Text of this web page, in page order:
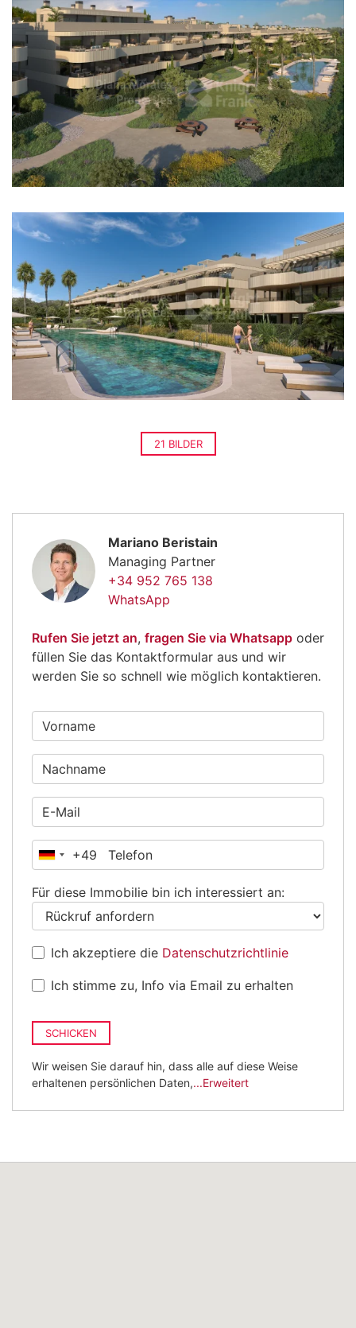
21 BILDER
Mariano Beristain
Managing Partner
+34 952 765 138
WhatsApp
Rufen Sie jetzt an, fragen Sie via Whatsapp oder
füllen Sie das Kontaktformular aus und wir
werden Sie so schnell wie möglich kontaktieren.
Deutschland
+49
Für diese Immobilie bin ich interessiert an:
Ich akzeptiere die Datenschutzrichtlinie
Ich stimme zu, Info via Email zu erhalten
SCHICKEN
Wir weisen Sie darauf hin, dass alle auf diese Weise
erhaltenen persönlichen Daten,...Erweitert